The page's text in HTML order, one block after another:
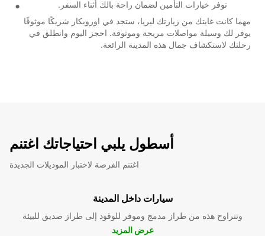
توفر خيارات التأمين لضمان راحة بالك أثناء السفر.
مهما كانت غايتك من زيارتك ليريا، ستجد في اوروبكار شريكًا موثوقًا
يوفر لك وسيلة مواصلات مريحة وموثوقة. احجز اليوم وانطلق في
رحلتك لاستكشاف جمال هذه المدينة الرائعة.
أسطول يلبي احتياجاتك اغتنم
اغتنم الفرصة لاختبار الموديلات الجديدة
سيارات داخل المدينة
وتتراوح هذه من طراز مدمج وموفر للوقود إلى طراز صديق للبيئة
عرض المزيد